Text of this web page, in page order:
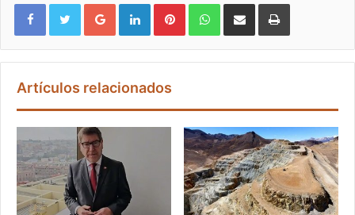
Google+ LinkedIn Pinterest WhatsApp
Artículos relacionados